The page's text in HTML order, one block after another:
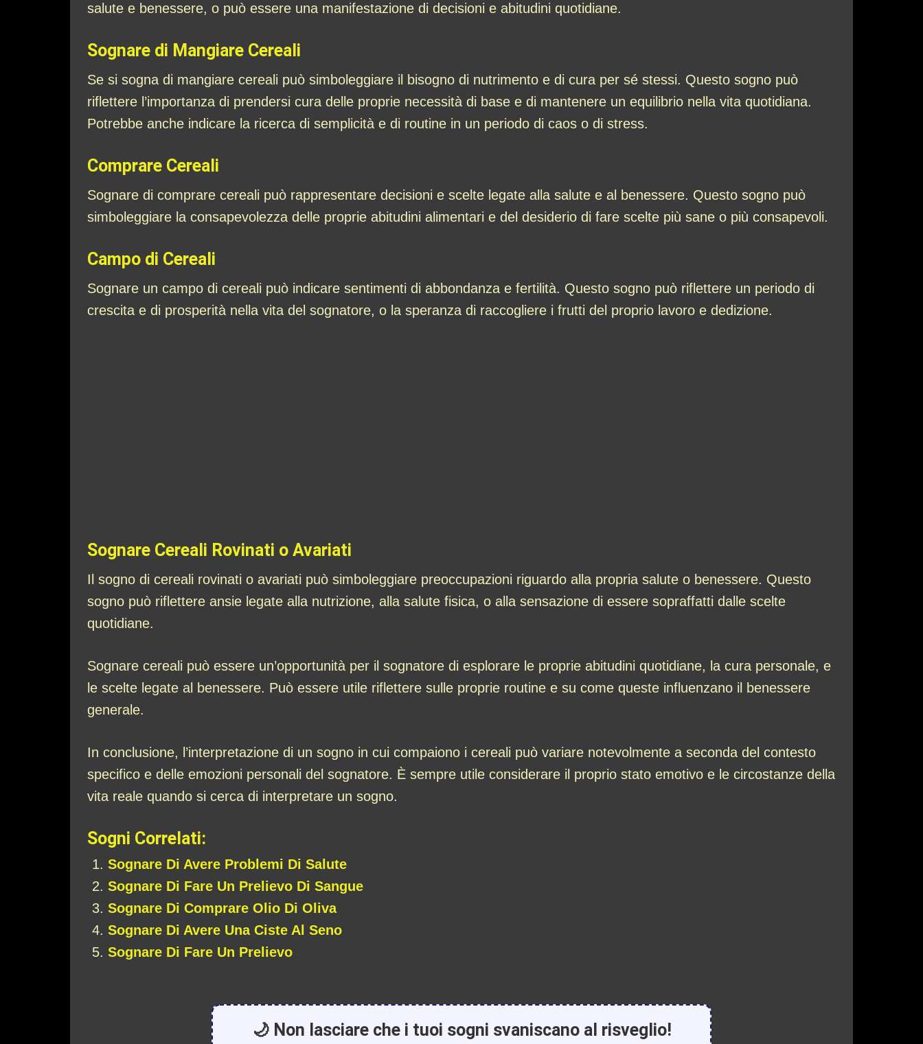
salute e benessere, o può essere una manifestazione di decisioni e abitudini quotidiane.
Sognare di Mangiare Cereali
Se si sogna di mangiare cereali può simboleggiare il bisogno di nutrimento e di cura per sé stessi. Questo sogno può
riflettere l’importanza di prendersi cura delle proprie necessità di base e di mantenere un equilibrio nella vita quotidiana.
Potrebbe anche indicare la ricerca di semplicità e di routine in un periodo di caos o di stress.
Comprare Cereali
Sognare di comprare cereali può rappresentare decisioni e scelte legate alla salute e al benessere. Questo sogno può
simboleggiare la consapevolezza delle proprie abitudini alimentari e del desiderio di fare scelte più sane o più consapevoli.
Campo di Cereali
Sognare un campo di cereali può indicare sentimenti di abbondanza e fertilità. Questo sogno può riflettere un periodo di
crescita e di prosperità nella vita del sognatore, o la speranza di raccogliere i frutti del proprio lavoro e dedizione.
Sognare Cereali Rovinati o Avariati
Il sogno di cereali rovinati o avariati può simboleggiare preoccupazioni riguardo alla propria salute o benessere. Questo
sogno può riflettere ansie legate alla nutrizione, alla salute fisica, o alla sensazione di essere sopraffatti dalle scelte
quotidiane.
Sognare cereali può essere un’opportunità per il sognatore di esplorare le proprie abitudini quotidiane, la cura personale, e
le scelte legate al benessere. Può essere utile riflettere sulle proprie routine e su come queste influenzano il benessere
generale.
In conclusione, l’interpretazione di un sogno in cui compaiono i cereali può variare notevolmente a seconda del contesto
specifico e delle emozioni personali del sognatore. È sempre utile considerare il proprio stato emotivo e le circostanze della
vita reale quando si cerca di interpretare un sogno.
Sogni Correlati:
Sognare Di Avere Problemi Di Salute
Sognare Di Fare Un Prelievo Di Sangue
Sognare Di Comprare Olio Di Oliva
Sognare Di Avere Una Ciste Al Seno
Sognare Di Fare Un Prelievo
🌙 Non lasciare che i tuoi sogni svaniscano al risveglio!